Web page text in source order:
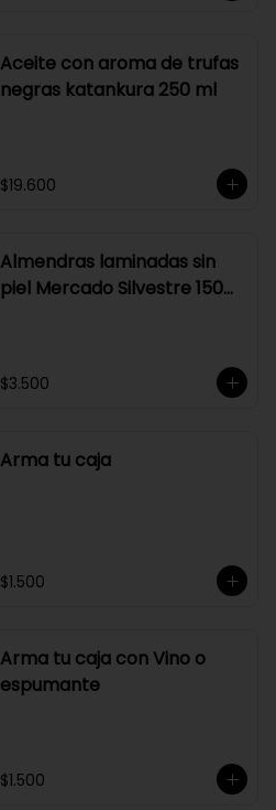
Aceite con aroma de trufas
negras katankura 250 ml
$19.600
Almendras laminadas sin
piel Mercado Silvestre 150
$3.500
Arma tu caja
$1.500
Arma tu caja con Vino o
espumante
$1.500